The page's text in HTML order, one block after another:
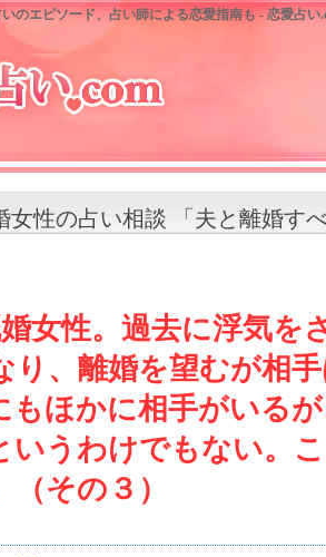
のエピソード、占い師による恋愛指南も - 恋愛占い
女性の占い相談 「夫と離婚す
女性。過去に浮気を
り、離婚を望むが相
もほかに相手がいる
うわけでもない。
（その３）